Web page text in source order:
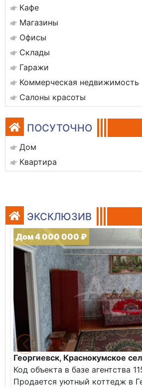
Кафе
Магазины
Офисы
Склады
Гаражи
Коммерческая недвижимость
Салоны красоты
ПОСУТОЧНО
Дом
Квартира
ЭКСКЛЮЗИВ
Дом 4 000 000 ₽
Георгиевск, Краснокумское
Код объекта в базе агентства
Продается уютный коттедж в